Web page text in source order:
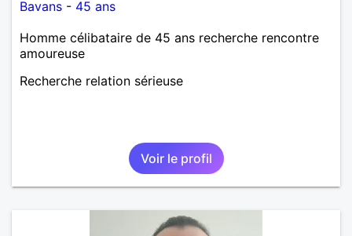
Bavans - 45 ans
Homme célibataire de 45 ans recherche rencontre
amoureuse
Recherche relation sérieuse
Voir le profil